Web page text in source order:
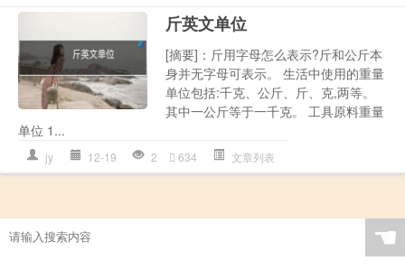
斤英文单位
[摘要]：斤用字母怎么表示?斤和公斤本
身并无字母可表示。 生活中使用的重量
单位包括:千克、公斤、斤、克,两等。
其中一公斤等于一千克。 工具原料重量
单位 1...
jy 12-19 2 634 文章列表
☚